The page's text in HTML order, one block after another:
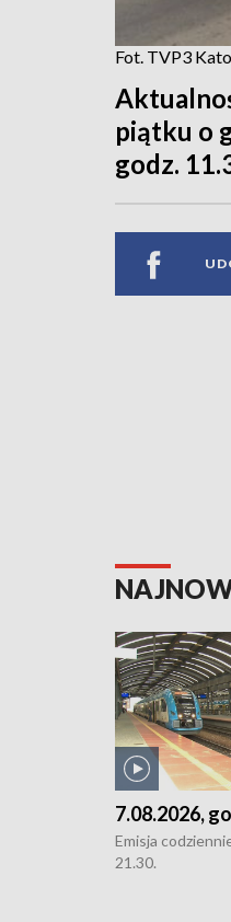
Fot. TVP3
piątku o
godz.
7.08.2026,
Emisja
21.30.